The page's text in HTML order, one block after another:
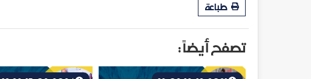
طباعة
تصفح أيضاً :